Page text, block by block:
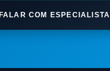
FALAR COM ESPECIALISTA